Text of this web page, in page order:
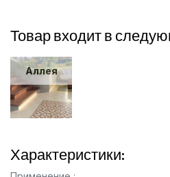
Товар входит в
Аллея
Характеристики: